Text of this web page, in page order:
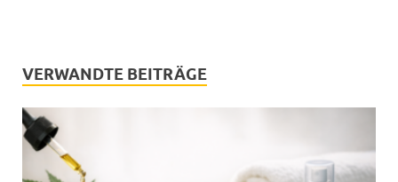
VERWANDTE BEITRÄGE